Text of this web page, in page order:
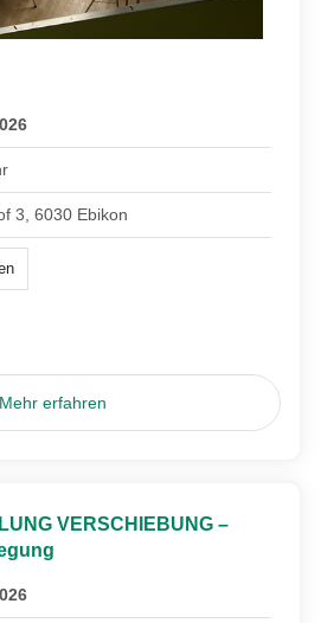
3, 6030 Ebikon
Mehr erfahren
VERSCHIEBUNG –